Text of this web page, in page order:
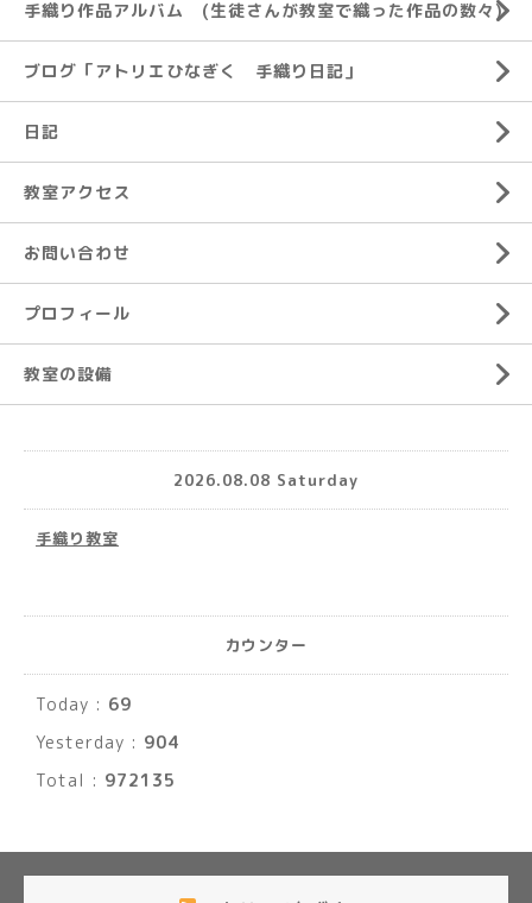
手織り作品アルバム (生徒さんが教室で織った作品の数々)
ブログ「アトリエひなぎく 手織り日記」
日記
教室アクセス
お問い合わせ
プロフィール
教室の設備
2026.08.08 Saturday
手織り教室
カウンター
Today : 69
Yesterday : 904
Total : 972135